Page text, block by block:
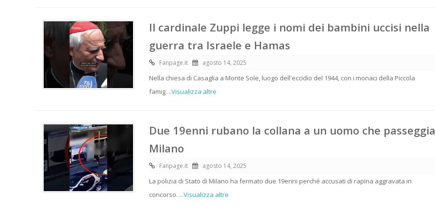
Il cardinale Zuppi legge i nomi dei bambini uccisi nella
guerra tra Israele e Hamas
Fanpage.it agosto 14, 2025
Nella chiesa di Casaglia a Monte Sole, luogo dell'eccidio del 1944, con i monaci della Piccola
famig ...Visualizza altre
Due 19enni rubano la collana a un uomo che
Milano
Fanpage.it agosto 14, 2025
La polizia di Stato di Milano ha fermato due 19enni perché accusati di rapina aggravata in
concorso. ...Visualizza altre